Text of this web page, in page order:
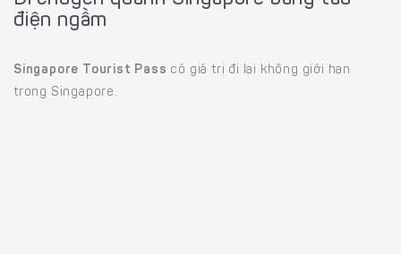
điện ngầm
Singapore Tourist Pass có giá trị đi lại không giới hạn
trong Singapore.